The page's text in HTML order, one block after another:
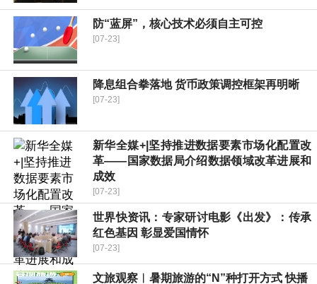
防“蓝屏”，核心技术必须自主可控
[07-23]
降息组合拳落地 货币政策调控框架再明晰
[07-23]
新华全媒+|坚持推进数据要素市场化配置改
革——国家数据局介绍数据领域改革进展和
成效
[07-23]
世界快资讯：专家研讨电影《出发》：传承
红色基因 彰显爱国情怀
[07-23]
文旅观察︱暑期旅游的“N”种打开方式 快播